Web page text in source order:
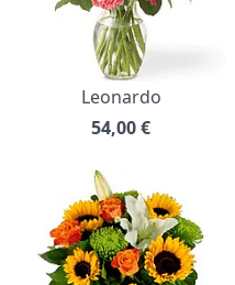
Leonardo
54,00€